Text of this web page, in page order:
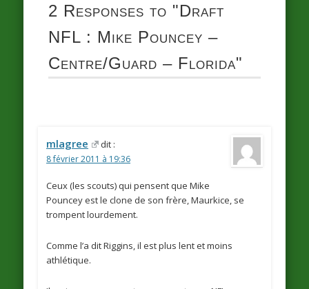
2 Responses to "Draft
NFL : Mike Pouncey –
Centre/Guard – Florida"
mlagree dit :
8 février 2011 à 19:36
Ceux (les scouts) qui pensent que Mike
Pouncey est le clone de son frère, Maurkice, se
trompent lourdement.
Comme l’a dit Riggins, il est plus lent et moins
athlétique.